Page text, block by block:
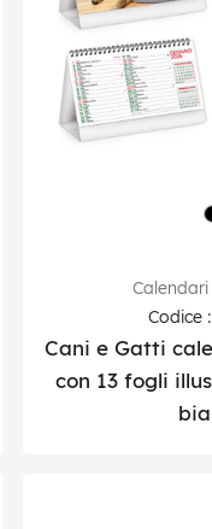
Codice
Cani e Gatti
con 13 fogli